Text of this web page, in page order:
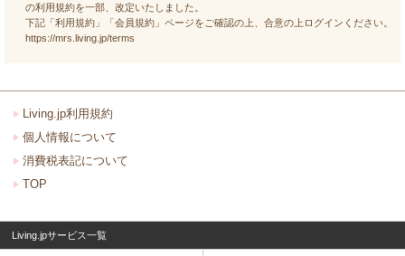
の利用規約を一部、改定いたしました。
下記「利用規約」「会員規約」ページをご確認の上、合意の上ログインください。
https://mrs.living.jp/terms
Living.jp利用規約
個人情報について
消費税表記について
TOP
Living.jpサービス一覧